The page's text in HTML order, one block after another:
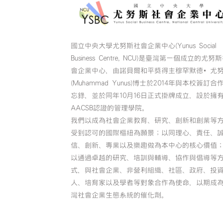
國立中央大學尤努斯社會企業中心(Yunus Social
Business Centre, NCU)是臺灣第一個成立的尤努
會企業中心，由諾貝爾和平獎得主穆罕默德•尤
(Muhammad Yunus)博士於2014年與本校簽訂合
忘錄，並於同年10月16日正式掛牌成立，設於擁
AACSB認證的管理學院。
我們以成為社會企業教育、研究、創新和創業等
受到認可的國際樞紐為願景；以同理心、責任、
信、創新、專業以及樂趣做為本中心的核心價值
以通過卓越的研究、培訓與輔導、協作與倡導等
式，與社會企業、非營利組織、社區、政府、投
人、培育家以及學者等對象合作為使命，以期成
灣社會企業生態系統的催化劑。